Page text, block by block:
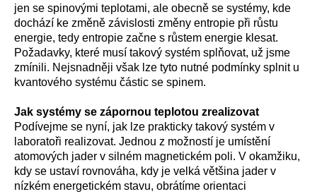
jen se spinovými teplotami, ale obecně se systémy, kde
dochází ke změně závislosti změny entropie při růstu
energie, tedy entropie začne s růstem energie klesat.
Požadavky, které musí takový systém splňovat, už jsme
zmínili. Nejsnadněji však lze tyto nutné podmínky splnit u
kvantového systému částic se spinem.
Jak systémy se zápornou teplotou zrealizovat
Podívejme se nyní, jak lze prakticky takový systém v
laboratoři realizovat. Jednou z možností je umístění
atomových jader v silném magnetickém poli. V okamžiku,
kdy se ustaví rovnováha, kdy je velká většina jader v
nízkém energetickém stavu, obrátíme orientaci